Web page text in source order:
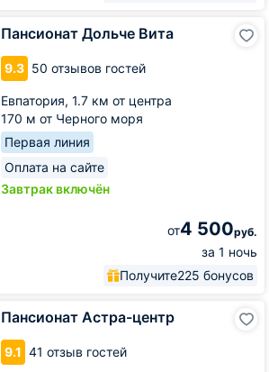
Пансионат Дольче Вита
9.3 50 отзывов гостей
Евпатория, 1.7 км от центра
170 м от Черного моря
Первая линия
Оплата на сайте
Завтрак включён
от4 500руб.
за 1 ночь
Получите225 бонусов
Пансионат Астра-центр
9.1 41 отзыв гостей